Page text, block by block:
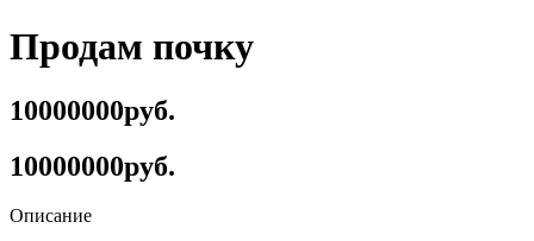
Продам почку
10000000руб.
10000000руб.
Описание